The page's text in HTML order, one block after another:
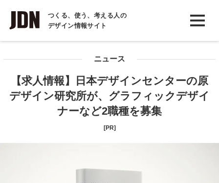
つくる、使う、考える人の
デザイン情報サイト
INTERVIEW
インタビュー
COLUMN
ニュース
【求人情報】日本デザインセンターの原
デザイン研究所が、グラフィックデザイ
ナーなど2職種を募集
[PR]